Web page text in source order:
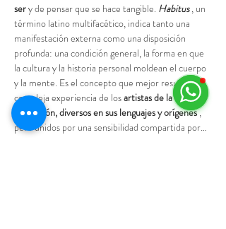
ser y de pensar que se hace tangible. Habitus , un
término latino multifacético, indica tanto una
manifestación externa como una disposición
profunda: una condición general, la forma en que
la cultura y la historia personal moldean el cuerpo
y la mente. Es el concepto que mejor resume la
compleja experiencia de los artistas de la
exposición, diversos en sus lenguajes y orígenes ,
pero unidos por una sensibilidad compartida por…